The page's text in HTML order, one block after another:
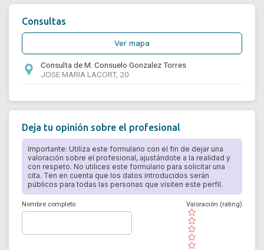
Consultas
Ver mapa
Consulta de M. Consuelo Gonzalez Torres
JOSE MARIA LACORT, 20
Deja tu opinión sobre el profesional
Importante: Utiliza este formulario con el fin de dejar una
valoración sobre el profesional, ajustándote a la realidad y
con respeto. No utilices este formulario para solicitar una
cita. Ten en cuenta que los datos introducidos serán
públicos para todas las personas que visiten este perfil.
Nombre completo
( )
( )
( )
( )
( )
Valoración (rating)